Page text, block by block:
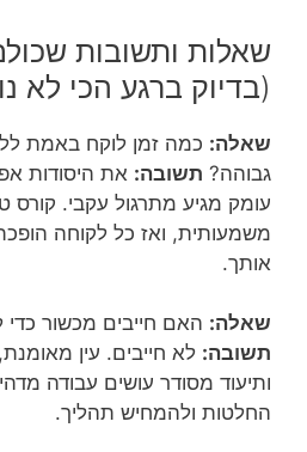
שאלות ותשובות
(בדיוק ברגע הכי לא
שאלה: כמה זמן לוקח באמת
גבוהה? תשובה: את היסודות
עומק מגיע מתרגול עקבי. קורס
משמעותית, ואז כל לקוחה
אותך.
שאלה: האם חייבים מכשור כדי
תשובה: לא חייבים. עין
ותיעוד מסודר עושים עבודה
החלטות ולהמחיש תהליך.